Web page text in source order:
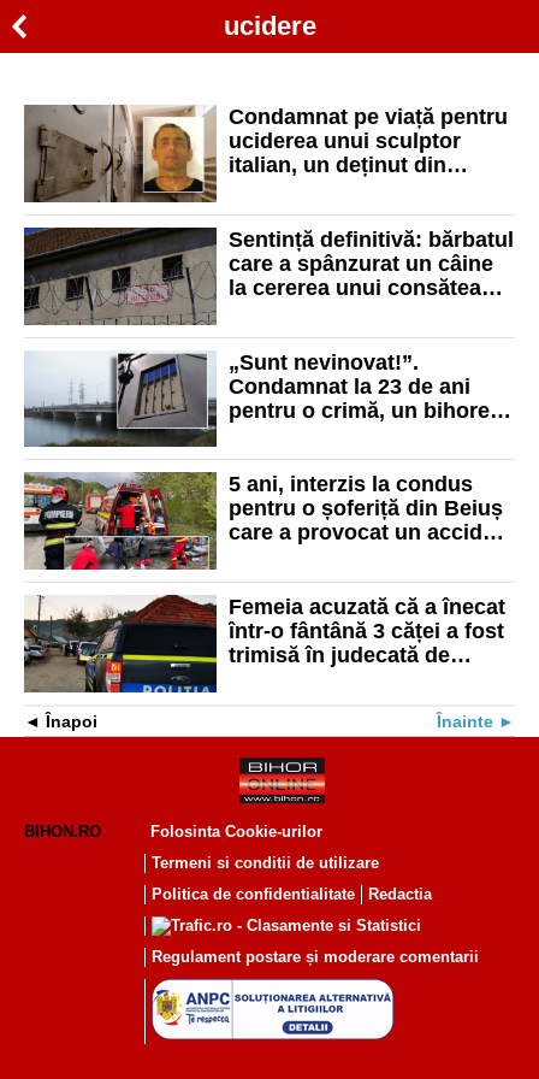
ucidere
Condamnat pe viață pentru
uciderea unui sculptor
italian, un deținut din
comutarea pedepsei
Sentință definitivă: bărbatul
care a spânzurat un câine
la cererea unui consătean
„Sunt nevinovat!”.
Condamnat la 23 de ani
pentru o crimă, un bihorean
oară revizuirea
5 ani, interzis la condus
pentru o șoferiță din Beiuș
care a provocat un accident
persoane
Femeia acuzată că a înecat
într-o fântână 3 căței a fost
trimisă în judecată de
Înapoi Înainte
BIHON.RO
Folosinta Cookie-urilor
Termeni si conditii de utilizare
Politica de confidentialitate
Redactia
Regulament postare și moderare comentarii